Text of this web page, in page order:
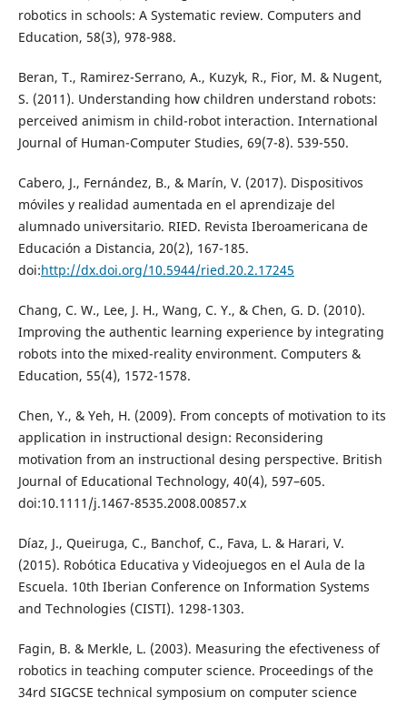
robotics in schools: A Systematic review. Computers and
Education, 58(3), 978-988.
Beran, T., Ramirez-Serrano, A., Kuzyk, R., Fior, M. & Nugent,
S. (2011). Understanding how children understand robots:
perceived animism in child-robot interaction. International
Journal of Human-Computer Studies, 69(7-8). 539-550.
Cabero, J., Fernández, B., & Marín, V. (2017). Dispositivos
móviles y realidad aumentada en el aprendizaje del
alumnado universitario. RIED. Revista Iberoamericana de
Educación a Distancia, 20(2), 167-185.
doi:http://dx.doi.org/10.5944/ried.20.2.17245
Chang, C. W., Lee, J. H., Wang, C. Y., & Chen, G. D. (2010).
Improving the authentic learning experience by integrating
robots into the mixed-reality environment. Computers &
Education, 55(4), 1572-1578.
Chen, Y., & Yeh, H. (2009). From concepts of motivation to its
application in instructional design: Reconsidering
motivation from an instructional desing perspective. British
Journal of Educational Technology, 40(4), 597–605.
doi:10.1111/j.1467-8535.2008.00857.x
Díaz, J., Queiruga, C., Banchof, C., Fava, L. & Harari, V.
(2015). Robótica Educativa y Videojuegos en el Aula de la
Escuela. 10th Iberian Conference on Information Systems
and Technologies (CISTI). 1298-1303.
Fagin, B. & Merkle, L. (2003). Measuring the efectiveness of
robotics in teaching computer science. Proceedings of the
34rd SIGCSE technical symposium on computer science